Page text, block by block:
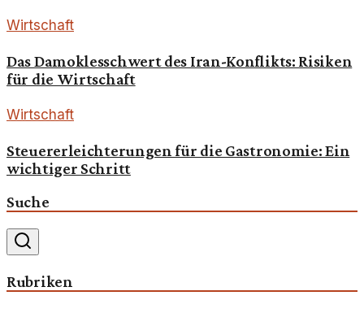
Wirtschaft
Das Damoklesschwert des Iran-Konflikts: Risiken
für die Wirtschaft
Wirtschaft
Steuererleichterungen für die Gastronomie: Ein
wichtiger Schritt
Suche
Rubriken